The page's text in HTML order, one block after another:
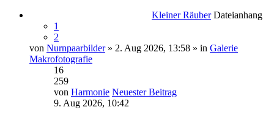
Kleiner Räuber Dateianhang
1
2
von Nurnpaarbilder» 2. Aug 2026, 13:58 » in Galerie
Makrofotografie
16
259
von Harmonie Neuester Beitrag
9. Aug 2026, 10:42